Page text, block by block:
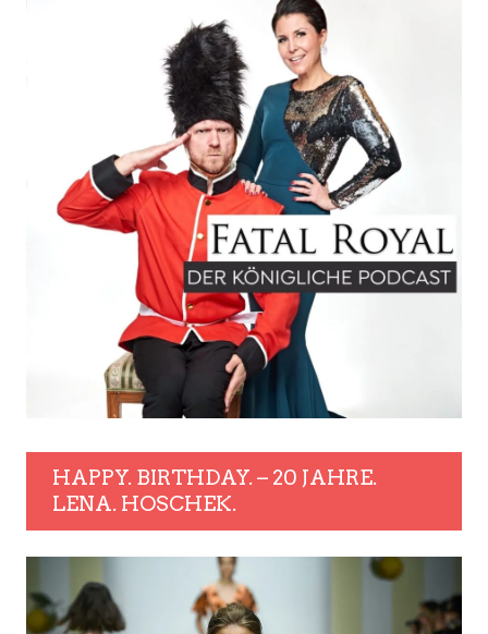
HAPPY. BIRTHDAY. – 20 JAHRE.
LENA. HOSCHEK.